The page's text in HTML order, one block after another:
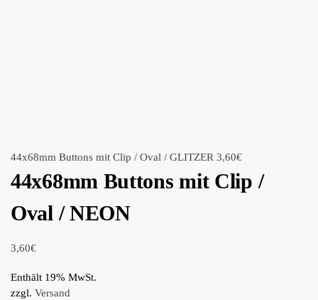
44x68mm Buttons mit Clip / Oval / GLITZER 3,60€
44x68mm Buttons mit Clip /
Oval / NEON
3,60€
Enthält 19% MwSt.
zzgl. Versand